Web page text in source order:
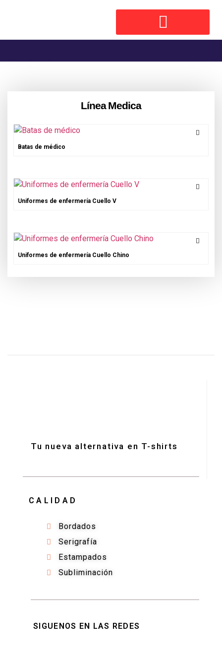
Línea Medica
Batas de médico
Uniformes de enfermería Cuello V
Uniformes de enfermería Cuello Chino
Tu nueva alternativa en T-shirts
CALIDAD
Bordados
Serigrafía
Estampados
Subliminación
SIGUENOS EN LAS REDES